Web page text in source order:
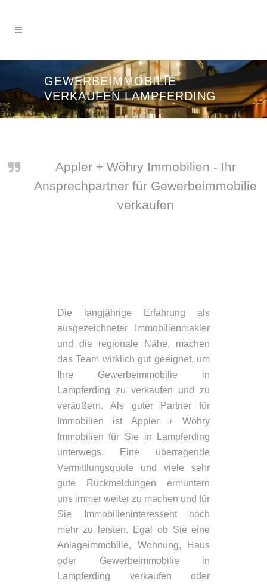
GEWERBEIMMOBILIE
VERKAUFEN LAMPFERDING
Appler + Wöhry Immobilien - Ihr
Ansprechpartner für Gewerbeimmobilie
verkaufen
Die langjährige Erfahrung als
ausgezeichneter Immobilienmakler
und die regionale Nähe, machen
das Team wirklich gut geeignet, um
Ihre Gewerbeimmobilie in
Lampferding zu verkaufen und zu
veräußern. Als guter Partner für
Immobilien ist Appler + Wöhry
Immobilien für Sie in Lampferding
unterwegs. Eine überragende
Vermittlungsquote und viele sehr
gute Rückmeldungen ermuntern
uns immer weiter zu machen und für
Sie Immobilieninteressent noch
mehr zu leisten. Egal ob Sie eine
Anlageimmobilie, Wohnung, Haus
oder Gewerbeimmobilie in
Lampferding verkaufen oder